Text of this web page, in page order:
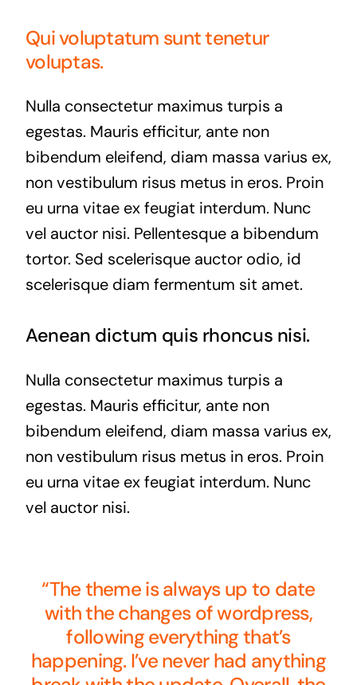
Qui voluptatum sunt tenetur
voluptas.
Nulla consectetur maximus turpis a
egestas. Mauris efficitur, ante non
bibendum eleifend, diam massa varius ex,
non vestibulum risus metus in eros. Proin
eu urna vitae ex feugiat interdum. Nunc
vel auctor nisi. Pellentesque a bibendum
tortor. Sed scelerisque auctor odio, id
scelerisque diam fermentum sit amet.
Aenean dictum quis rhoncus nisi.
Nulla consectetur maximus turpis a
egestas. Mauris efficitur, ante non
bibendum eleifend, diam massa varius ex,
non vestibulum risus metus in eros. Proin
eu urna vitae ex feugiat interdum. Nunc
vel auctor nisi.
“The theme is always up to date
with the changes of wordpress,
following everything that’s
happening. I’ve never had anything